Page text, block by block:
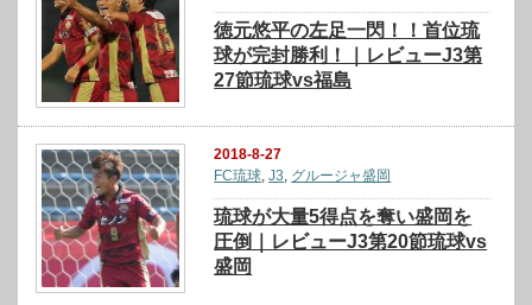
徳元悠平の左足一閃！！首位琉
球が完封勝利！｜レビューJ3第
27節琉球vs福島
2018-8-27
FC琉球,J3, グルージャ盛岡
琉球が大量5得点を奪い盛岡を
圧倒｜レビューJ3第20節琉球vs
盛岡